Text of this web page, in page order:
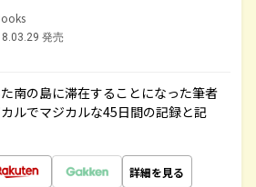
発売
南の島に滞在することになった筆者
ルでマジカルな45日間の記録と記
詳細を見る